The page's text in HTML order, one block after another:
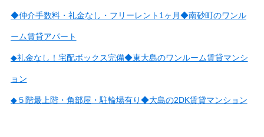
◆仲介手数料・礼金なし・フリーレント1ヶ月◆南砂町のワンル
ーム賃貸アパート
◆礼金なし！宅配ボックス完備◆東大島のワンルーム賃貸マンシ
ョン
◆５階最上階・角部屋・駐輪場有り◆大島の2DK賃貸マンション